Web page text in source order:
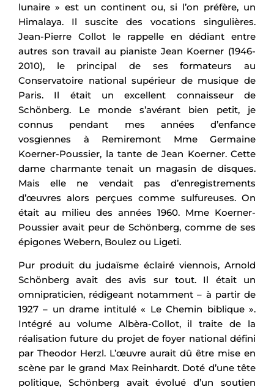
lunaire » est un continent ou, si l’on préfère, un
Himalaya. Il suscite des vocations singulières.
Jean-Pierre Collot le rappelle en dédiant entre
autres son travail au pianiste Jean Koerner (1946-
2010), le principal de ses formateurs au
Conservatoire national supérieur de musique de
Paris. Il était un excellent connaisseur de
Schönberg. Le monde s’avérant bien petit, je
connus pendant mes années d’enfance
vosgiennes à Remiremont Mme Germaine
Koerner-Poussier, la tante de Jean Koerner. Cette
dame charmante tenait un magasin de disques.
Mais elle ne vendait pas d’enregistrements
d’œuvres alors perçues comme sulfureuses. On
était au milieu des années 1960. Mme Koerner-
Poussier avait peur de Schönberg, comme de ses
épigones Webern, Boulez ou Ligeti.
Pur produit du judaïsme éclairé viennois, Arnold
Schönberg avait des avis sur tout. Il était un
omnipraticien, rédigeant notamment – à partir de
1927 – un drame intitulé « Le Chemin biblique ».
Intégré au volume Albèra-Collot, il traite de la
réalisation future du projet de foyer national défini
par Theodor Herzl. L’œuvre aurait dû être mise en
scène par le grand Max Reinhardt. Doté d’une tête
politique, Schönberg avait évolué d’un soutien